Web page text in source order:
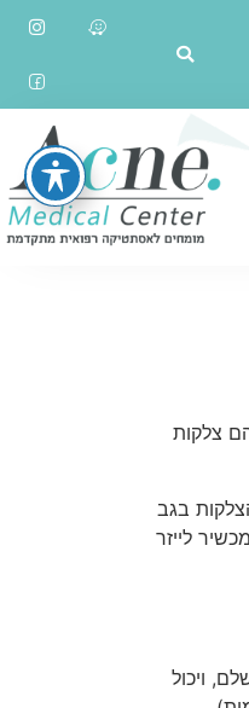
צלקות
בגב
לייזר
ויכול